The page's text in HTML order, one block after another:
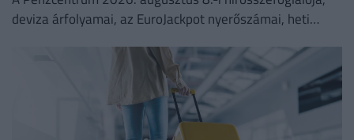
deviza árfolyamai, az EuroJackpot nyerőszámai, heti